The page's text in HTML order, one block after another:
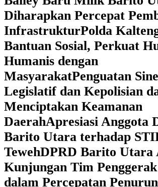
Diharapkan Percepat
InfrastrukturPolda
Bantuan Sosial, Perkuat
Humanis dengan
MasyarakatPenguatan
Legislatif dan Kepolisian
Menciptakan Keamanan
DaerahApresiasi Anggota
Barito Utara terhadap
TewehDPRD Barito Utara
Kunjungan Tim
dalam Percepatan